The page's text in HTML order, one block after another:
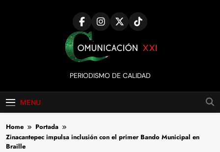
Comunicación
XXI
PERIODISMO DE CALIDAD
MENU
Home
Portada
Zinacantepec impulsa inclusión con el primer Bando Municipal en
Braille